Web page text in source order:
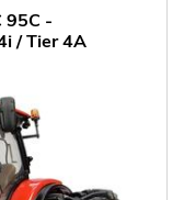
95C -
/ Tier 4A